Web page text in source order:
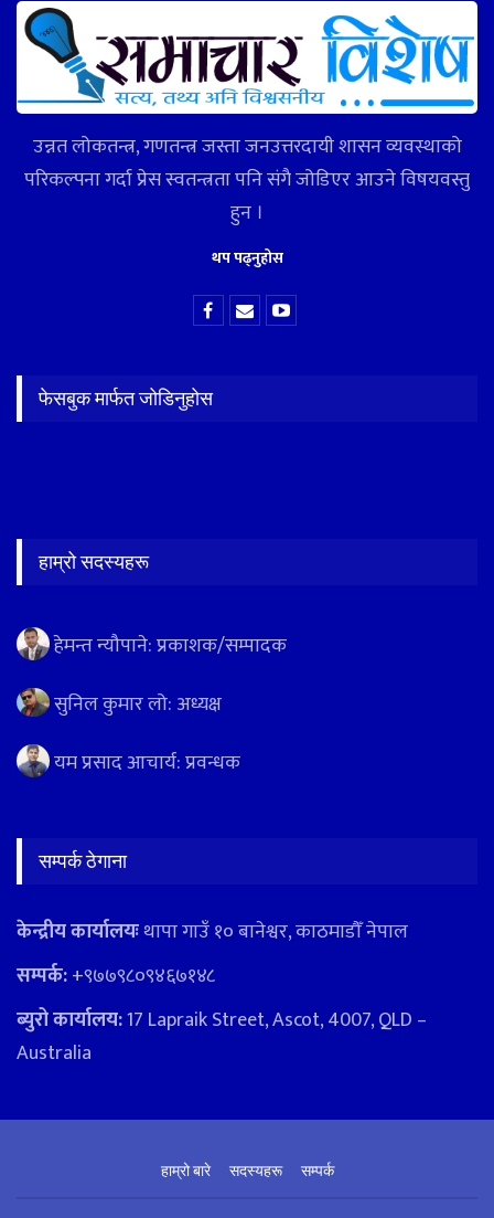
उन्नत लोकतन्त्र, गणतन्त्र जस्ता जनउत्तरदायी शासन व्यवस्थाको
परिकल्पना गर्दा प्रेस स्वतन्त्रता पनि संगै जोडिएर आउने विषयवस्तु
हुन ।
थप पढ्नुहोस
फेसबुक मार्फत जोडिनुहोस
हाम्रो सदस्यहरू
हेमन्त न्यौपाने: प्रकाशक/सम्पादक
सुनिल कुमार लो: अध्यक्ष
यम प्रसाद आचार्य: प्रवन्धक
सम्पर्क ठेगाना
केन्द्रीय कार्यालयःथापा गाउँ १० बानेश्वर, काठमाडौँ नेपाल
सम्पर्क:+९७७९८०९४६७१४८
ब्युरो कार्यालय:17 Lapraik Street, Ascot, 4007, QLD –
Australia
हाम्रो बारे सदस्यहरू सम्पर्क